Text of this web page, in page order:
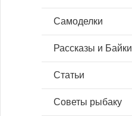
Самоделки
Рассказы и Байки
Статьи
Советы рыбаку